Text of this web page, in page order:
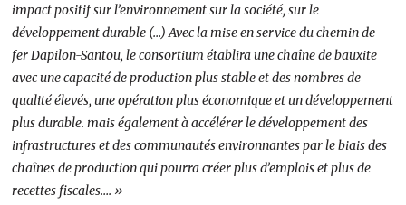
impact positif sur l’environnement sur la société, sur le
développement durable (…) Avec la mise en service du chemin de
fer Dapilon-Santou, le consortium établira une chaîne de bauxite
avec une capacité de production plus stable et des nombres de
qualité élevés, une opération plus économique et un développement
plus durable. mais également à accélérer le développement des
infrastructures et des communautés environnantes par le biais des
chaînes de production qui pourra créer plus d’emplois et plus de
recettes fiscales…. »